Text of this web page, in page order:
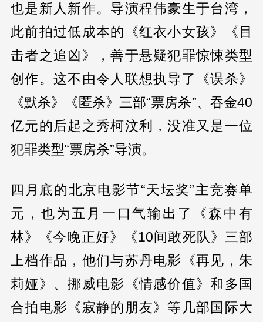
也是新人新作。导演程伟豪生于台湾，
此前拍过低成本的《红衣小女孩》《目
击者之追凶》，善于悬疑犯罪惊悚类型
创作。这不由令人联想执导了《误杀》
《默杀》《匿杀》三部“票房杀”、吞金40
亿元的后起之秀柯汶利，没准又是一位
犯罪类型“票房杀”导演。
四月底的北京电影节“天坛奖”主竞赛单
元，也为五月一口气输出了《森中有
林》《今晚正好》《10间敢死队》三部
上档作品，他们与苏丹电影《再见，朱
莉娅》、挪威电影《情感价值》和多国
合拍电影《寂静的朋友》等几部国际大